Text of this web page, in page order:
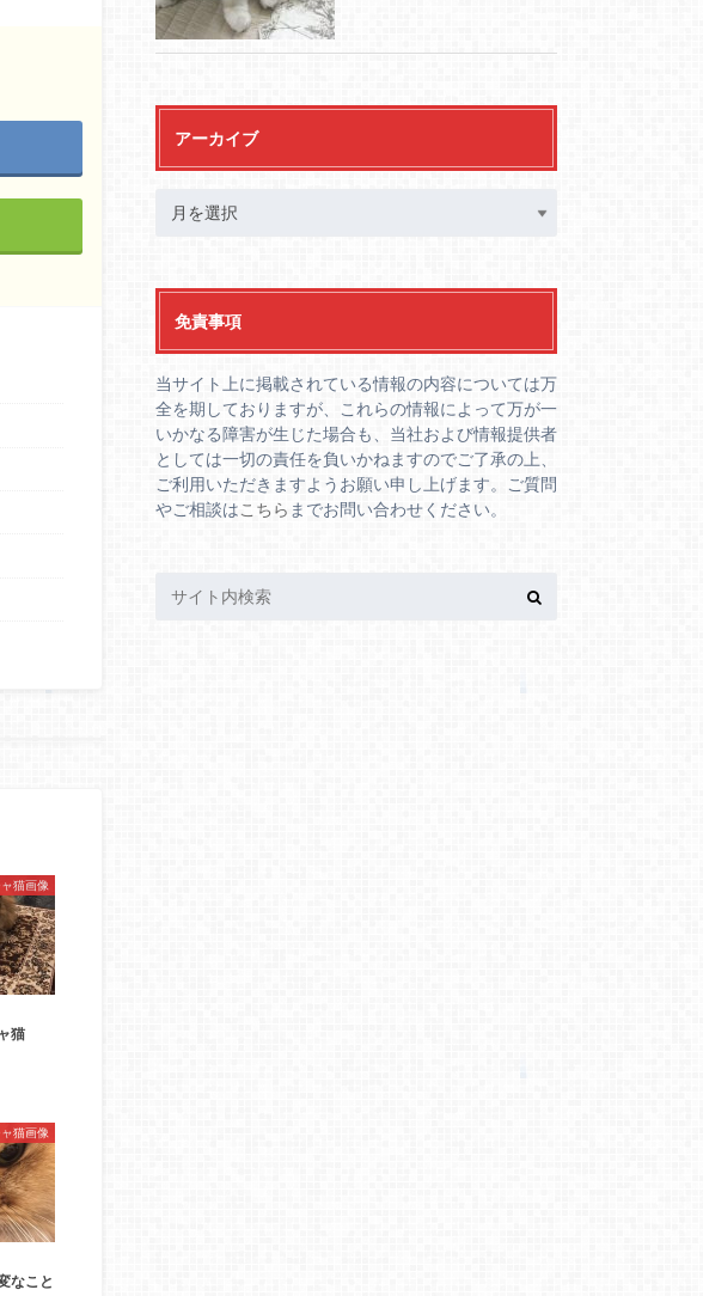
猫画像
猫
猫画像
なこと
アーカイブ
免責事項
当サイト上に掲載されている情報の内容については万
全を期しておりますが、これらの情報によって万が一
いかなる障害が生じた場合も、当社および情報提供者
としては一切の責任を負いかねますのでご了承の上、
ご利用いただきますようお願い申し上げます。ご質問
やご相談はこちら までお問い合わせください。